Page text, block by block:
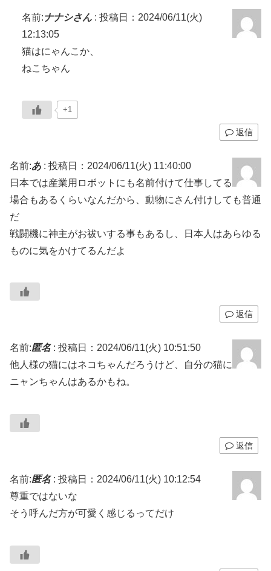
名前:ナナシさん : 投稿日：2024/06/11(火)
12:13:05
猫はにゃんこか、
ねこちゃん
+1
返信
名前:あ : 投稿日：2024/06/11(火) 11:40:00
日本では産業用ロボットにも名前付けて仕事してる
場合もあるくらいなんだから、動物にさん付けしても普通
だ
戦闘機に神主がお祓いする事もあるし、日本人はあらゆる
ものに気をかけてるんだよ
返信
名前:匿名: 投稿日：2024/06/11(火) 10:51:50
他人様の猫にはネコちゃんだろうけど、自分の猫に
ニャンちゃんはあるかもね。
返信
名前:匿名: 投稿日：2024/06/11(火) 10:12:54
尊重ではないな
そう呼んだ方が可愛く感じるってだけ